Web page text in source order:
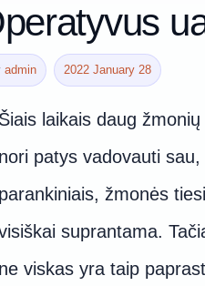
admin 2022 January 28
Šiais laikais daug
nori patys vadovauti
parankiniais, žmonės
suprantama.
ne viskas yra taip